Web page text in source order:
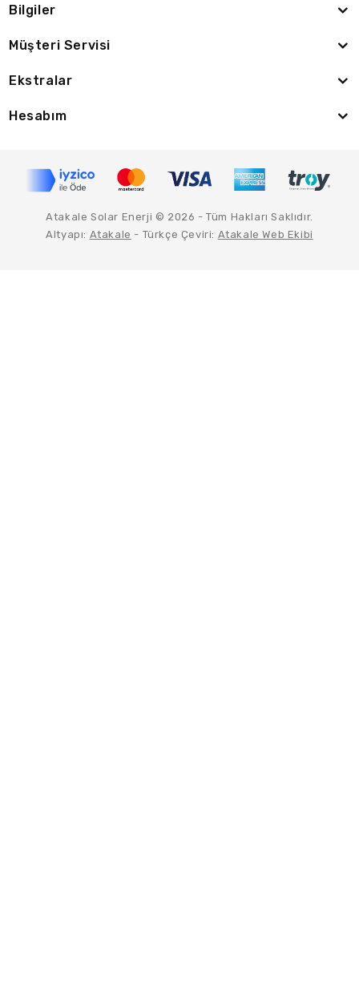
Bilgiler
Müşteri Servisi
Ekstralar
Hesabım
Atakale Solar Enerji © 2026 - Tüm Hakları Saklıdır.
Altyapı: Atakale - Türkçe Çeviri: Atakale Web Ekibi